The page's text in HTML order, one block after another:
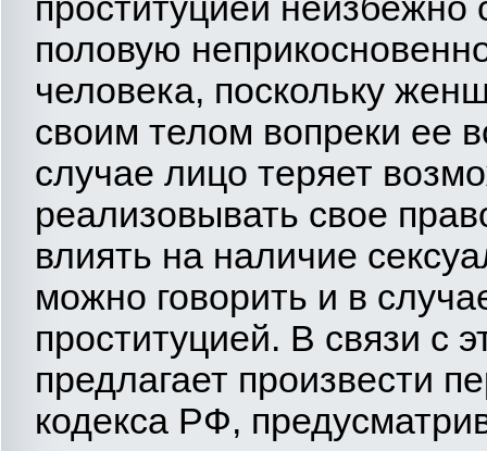
половую
человека, поскольку
своим телом вопреки ее
случае лицо теряет
реализовывать свое
влиять на наличие
можно говорить и в
проституцией. В связи с
предлагает произвести
кодекса РФ,